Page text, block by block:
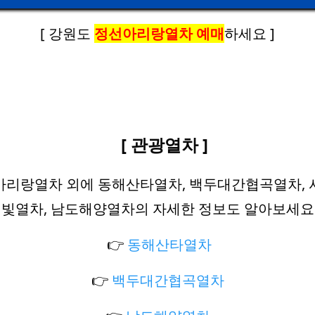
[ 강원도 정선아리랑열차 예매하세요 ]
[ 관광열차 ]
리랑열차 외에 동해산타열차, 백두대간협곡열차,
빛열차, 남도해양열차의 자세한 정보도 알아보세요
👉 동해산타열차
👉 백두대간협곡열차